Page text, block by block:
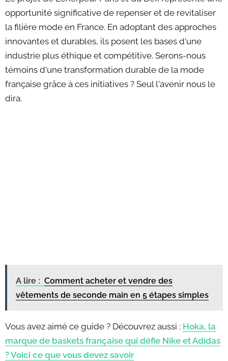
opportunité significative de repenser et de revitaliser
la filière mode en France. En adoptant des approches
innovantes et durables, ils posent les bases d'une
industrie plus éthique et compétitive. Serons-nous
témoins d'une transformation durable de la mode
française grâce à ces initiatives ? Seul l'avenir nous le
dira.
A lire : Comment acheter et vendre des
vêtements de seconde main en 5 étapes simples
Vous avez aimé ce guide ? Découvrez aussi : Hoka, la
marque de baskets française qui défie Nike et Adidas
? Voici ce que vous devez savoir